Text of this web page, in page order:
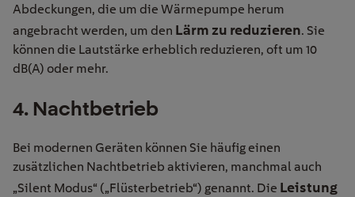
Abdeckungen, die um die Wärmepumpe herum
angebracht werden, um den Lärm zu reduzieren. Sie
können die Lautstärke erheblich reduzieren, oft um 10
dB(A) oder mehr.
4. Nachtbetrieb
Bei modernen Geräten können Sie häufig einen
zusätzlichen Nachtbetrieb aktivieren, manchmal auch
„Silent Modus“ („Flüsterbetrieb“) genannt. Die Leistung